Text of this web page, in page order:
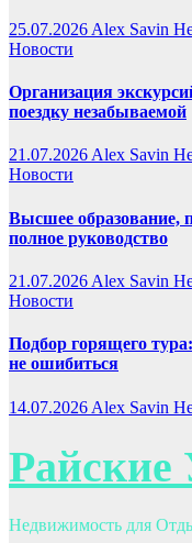
25.07.2026 Alex Savin
Новости
Организация
поездку незабываемой
21.07.2026Alex Savin
Новости
Высшее образование,
полное руководство
21.07.2026 Alex Savin
Новости
Подбор горящего
не ошибиться
14.07.2026 Alex Savin
Райские
Недвижимость для